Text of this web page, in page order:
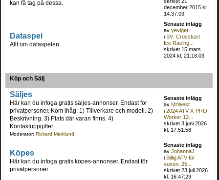
kan få tag på dessa.
december 2015 kl.
14:37:03
Dataspel
Allt om dataspelen.
Senaste inlägg
avyeviget
iSV: Crosskart
Ice Racing...
skrivet 15 mars
2024 kl. 21:18:03
Köp och Sälj
Säljes
Här kan du infoga gratis säljes-annonser. Endast för
privatpersoner. Kom ihåg: 1) Tillverkare och modell. 2)
Beskrivning. 3) Plats där varan finns. 4)
Kontaktuppgifter.
Moderator: Rickard Marklund
Senaste inlägg
avMrWest
i2024 ATV X-PRO
Worker 12...
skrivet 3 juni 2026
kl. 17:51:58
Köpes
Här kan du infoga gratis köpes-annonser. Endast för
privatpersoner.
Senaste inlägg
avJohannaJ
iBillig ATV för
vuxen, 25...
skrivet 23 juli 2026
kl. 16:47:29